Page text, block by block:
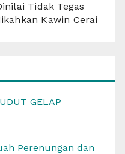
Tidak Tegas
Kawin Cerai
GELAP
Perenungan dan